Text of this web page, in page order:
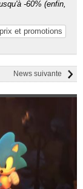
-60% (enfin,
et promotions
News suivante